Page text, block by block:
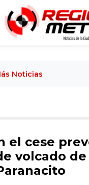
Noticias
el cese
volcado